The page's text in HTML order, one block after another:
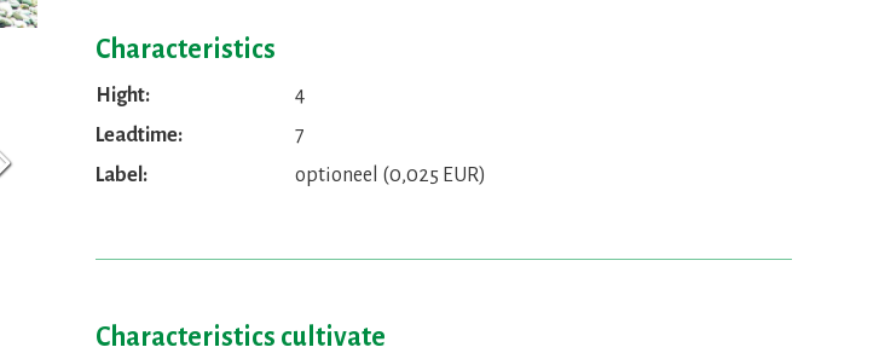
Characteristics
Hight:
4
Leadtime:
7
Label:
optioneel (0,025 EUR)
Characteristics cultivate